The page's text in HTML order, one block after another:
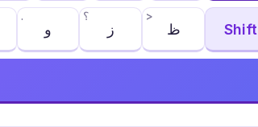
و
.
ز
؟
ظ
>
Shift